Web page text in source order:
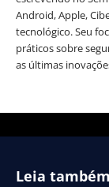
Android, Apple,
tecnológico. Seu
práticos sobre
as últimas
Leia também